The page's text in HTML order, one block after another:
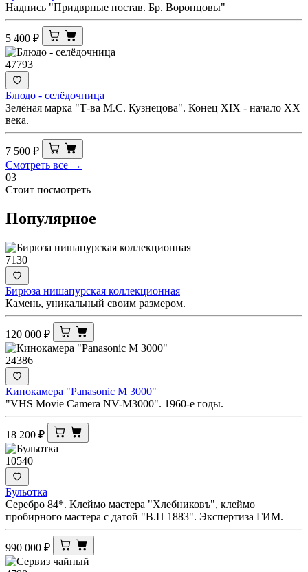
Надпись "Придврные постав. Бр. Воронцовы"
5 400 ₽
47793
Блюдо - селёдочница
Зелёная марка "Т-ва М.С. Кузнецова". Конец XIX - начало ХХ
века.
7 500 ₽
Смотреть все →
03
Стоит посмотреть
Популярное
7130
Бирюза нишапурская коллекционная
Камень, уникальный своим размером.
120 000 ₽
24386
Кинокамера "Panasonic M 3000"
"VHS Movie Camera NV-M3000". 1960-е годы.
18 200 ₽
10540
Бульотка
Серебро 84*. Клеймо мастера "Хлебниковъ", клеймо
пробирного мастера с датой "В.П 1883". Экспертиза ГИМ.
990 000 ₽